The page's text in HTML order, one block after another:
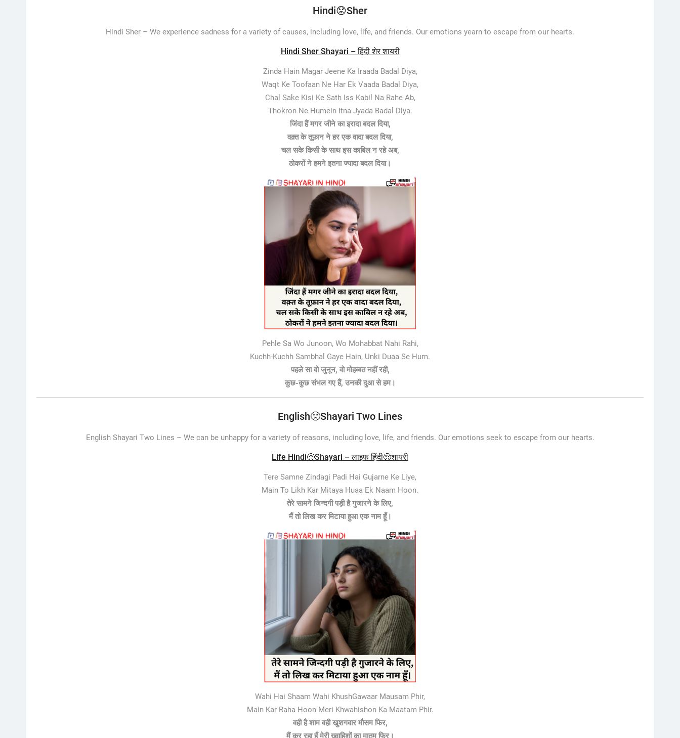
Hindi😟Sher
Hindi Sher – We experience sadness for a variety of causes, including love, life, and friends. Our emotions yearn to escape from our hearts.
Hindi Sher Shayari – हिंदी शेर शायरी
Zinda Hain Magar Jeene Ka Iraada Badal Diya,
Waqt Ke Toofaan Ne Har Ek Vaada Badal Diya,
Chal Sake Kisi Ke Sath Iss Kabil Na Rahe Ab,
Thokron Ne Humein Itna Jyada Badal Diya.
जिंदा हैं मगर जीने का इरादा बदल दिया,
वक़्त के तूफ़ान ने हर एक वादा बदल दिया,
चल सके किसी के साथ इस काबिल न रहे अब,
ठोकरों ने हमने इतना ज्यादा बदल दिया।
Pehle Sa Wo Junoon, Wo Mohabbat Nahi Rahi,
Kuchh-Kuchh Sambhal Gaye Hain, Unki Duaa Se Hum.
पहले सा वो जुनून, वो मोहब्बत नहीं रही,
कुछ-कुछ संभल गए हैं, उनकी दुआ से हम।
English🙁Shayari Two Lines
English Shayari Two Lines – We can be unhappy for a variety of reasons, including love, life, and friends. Our emotions seek to escape from our hearts.
Life Hindi🥺Shayari – लाइफ हिंदी🥺शायरी
Tere Samne Zindagi Padi Hai Gujarne Ke Liye,
Main To Likh Kar Mitaya Huaa Ek Naam Hoon.
तेरे सामने जिन्दगी पड़ी है गुजारने के लिए,
मैं तो लिख कर मिटाया हुआ एक नाम हूँ।
Wahi Hai Shaam Wahi KhushGawaar Mausam Phir,
Main Kar Raha Hoon Meri Khwahishon Ka Maatam Phir.
वही है शाम वही खुशगवार मौसम फिर,
मैं कर रहा हूँ मेरी ख्वाहिशों का मातम फिर।